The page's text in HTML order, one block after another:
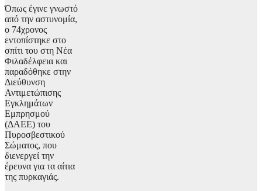
Όπως έγινε γνωστό
από την αστυνομία,
ο 74χρονος
εντοπίστηκε στο
σπίτι του στη Νέα
Φιλαδέλφεια και
παραδόθηκε στην
Διεύθυνση
Αντιμετώπισης
Εγκλημάτων
Εμπρησμού
(ΔΑΕΕ) του
Πυροσβεστικού
Σώματος, που
διενεργεί την
έρευνα για τα αίτια
της πυρκαγιάς.